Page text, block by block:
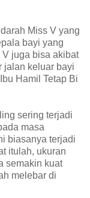
Miss V yang
bayi yang
juga bisa akibat
jalan keluar bayi
Hamil Tetap Bi
sering terjadi
masa
biasanya terjadi
itulah, ukuran
semakin kuat
melebar di